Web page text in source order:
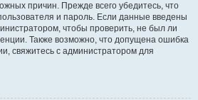
причин. Прежде всего убедитесь, что
и пароль. Если данные введены
чтобы проверить, не был ли
Также возможно, что допущена ошибка
свяжитесь с администратором для